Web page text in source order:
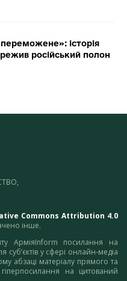
історія
російський полон
Commons Attribution 4.0
інше.
АрміяInform посилання на
суб’єктів у сфері онлайн-медіа
абзаці матеріалу прямого та
на цитований